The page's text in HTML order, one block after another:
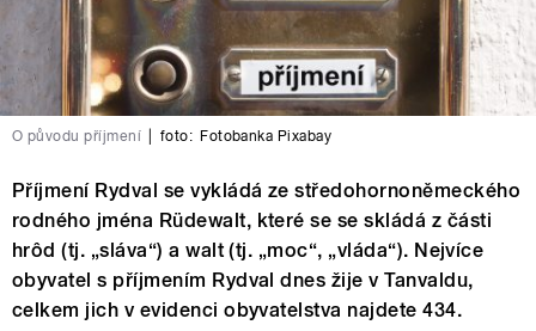
O původu příjmení foto: Fotobanka Pixabay
Příjmení Rydval se vykládá ze středohornoněmeckého
rodného jména Rüdewalt, které se se skládá z části
hrôd (tj. „sláva“) a walt (tj. „moc“, „vláda“). Nejvíce
obyvatel s příjmením Rydval dnes žije v Tanvaldu,
celkem jich v evidenci obyvatelstva najdete 434.